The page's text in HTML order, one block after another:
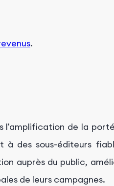
.
l'amplification de la
à des sous-éditeurs
auprès du public,
de leurs campagnes.